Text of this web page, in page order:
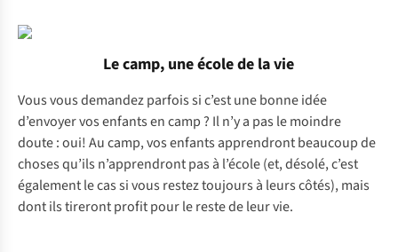
Le camp, une école de la vie
Vous vous demandez parfois si c’est une bonne idée
d’envoyer vos enfants en camp ? Il n’y a pas le moindre
doute : oui! Au camp, vos enfants apprendront beaucoup de
choses qu’ils n’apprendront pas à l’école (et, désolé, c’est
également le cas si vous restez toujours à leurs côtés), mais
dont ils tireront profit pour le reste de leur vie.